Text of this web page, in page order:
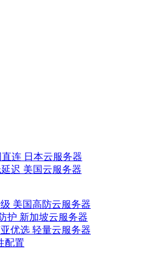
直连 日本云服务器
迟 美国云服务器
美国高防云服务器
护 新加坡云服务器
优选 轻量云服务器
配置